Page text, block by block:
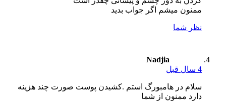
ممنون میشم اگر جواب بدید
نظر شما
Nadjia
سلام در هامبورگ استم .کشیدن پوست صورت چند هزینه
دارد ممنون از شما